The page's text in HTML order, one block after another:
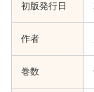
初版発行日
作者
巻数